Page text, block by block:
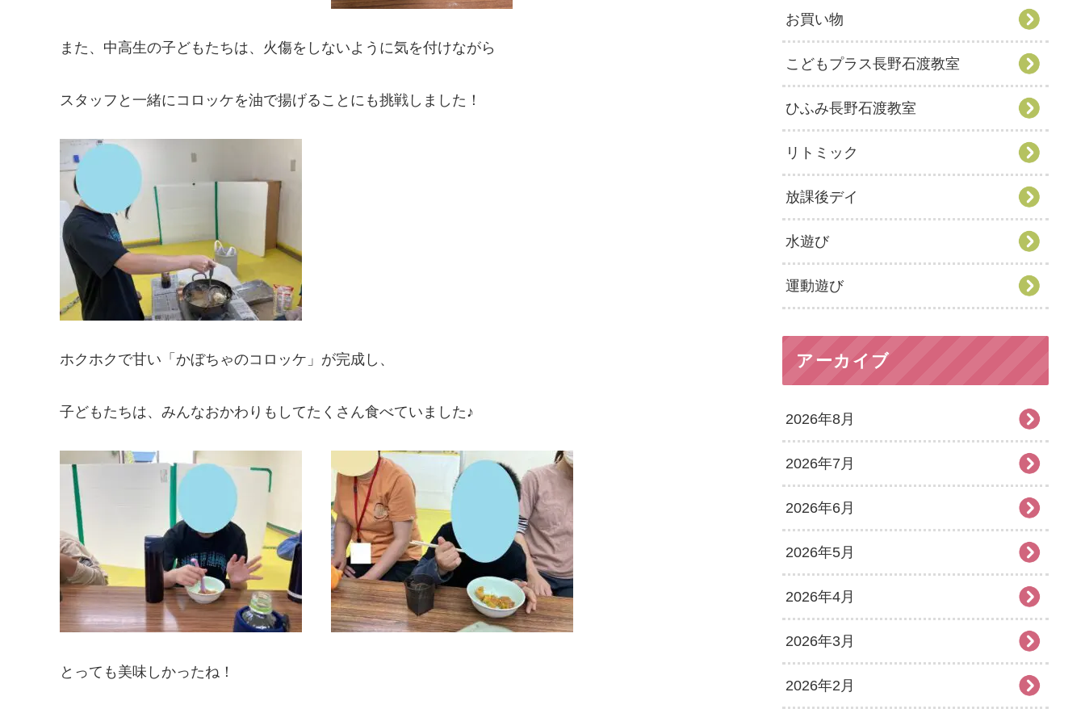
また、中高生の子どもたちは、火傷をしないように気を付けながら
スタッフと一緒にコロッケを油で揚げることにも挑戦しました！
ホクホクで甘い「かぼちゃのコロッケ」が完成し、
子どもたちは、みんなおかわりもしてたくさん食べていました♪
とっても美味しかったね！
お買い物
こどもプラス長野石渡教室
ひふみ長野石渡教室
リトミック
放課後デイ
水遊び
運動遊び
アーカイブ
2026年8月
2026年7月
2026年6月
2026年5月
2026年4月
2026年3月
2026年2月